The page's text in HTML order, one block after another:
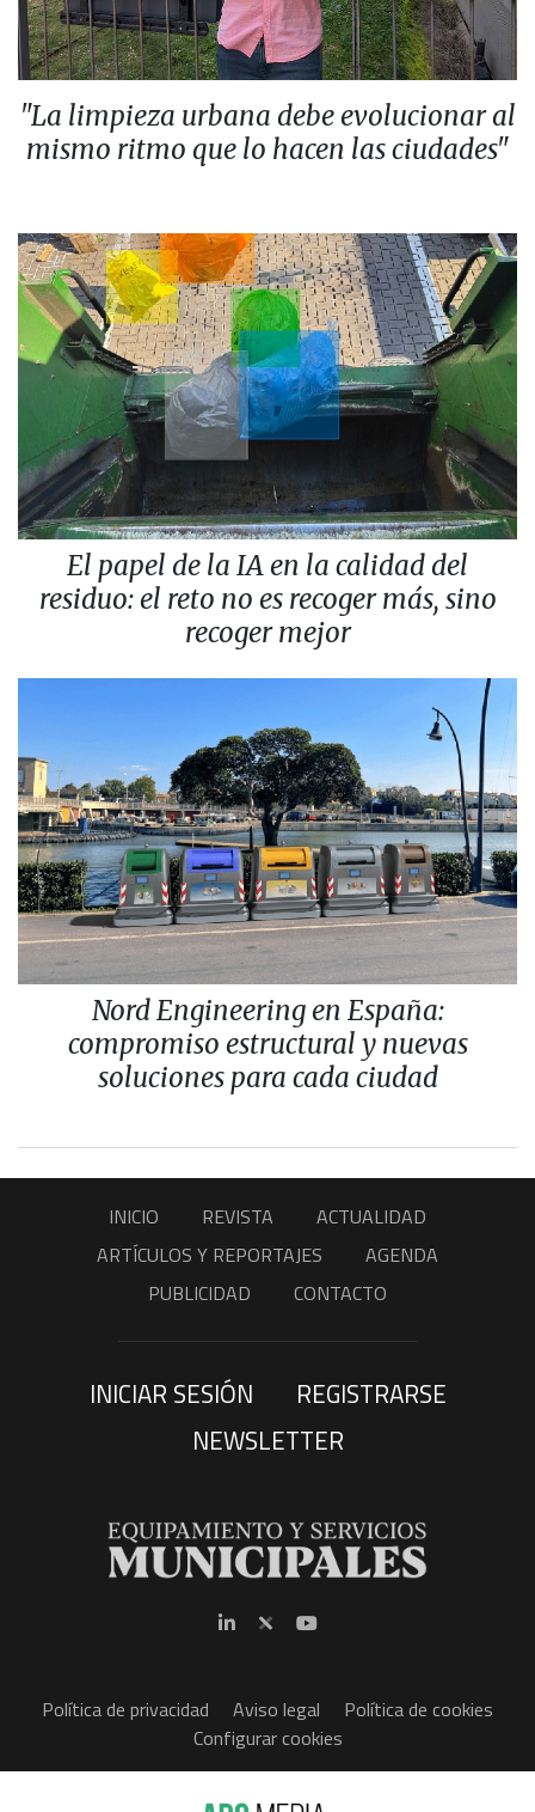
"La limpieza urbana debe evolucionar al
mismo ritmo que lo hacen las ciudades"
El papel de la IA en la calidad del
residuo: el reto no es recoger más, sino
recoger mejor
Nord Engineering en España:
compromiso estructural y nuevas
soluciones para cada ciudad
INICIO REVISTA
ACTUALIDAD
ARTÍCULOS Y REPORTAJES
AGENDA
PUBLICIDAD
CONTACTO
INICIAR SESIÓN
REGISTRARSE
NEWSLETTER
Política de privacidad Aviso legal
Política de cookies
Configurar cookies